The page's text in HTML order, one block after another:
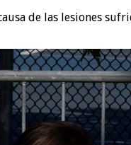
de las lesiones